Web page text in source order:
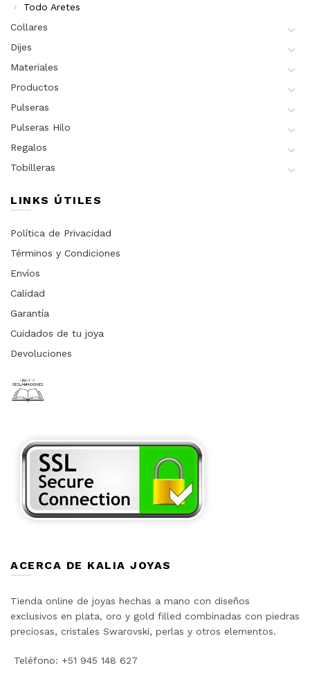
Todo Aretes
Collares
Dijes
Materiales
Productos
Pulseras
Pulseras Hilo
Regalos
Tobilleras
LINKS ÚTILES
Política de Privacidad
Términos y Condiciones
Envíos
Calidad
Garantía
Cuidados de tu joya
Devoluciones
ACERCA DE KALIA JOYAS
Tienda online de joyas hechas a mano con diseños
exclusivos en plata, oro y gold filled combinadas con piedras
preciosas, cristales Swarovski, perlas y otros elementos.
Teléfono: +51 945 148 627